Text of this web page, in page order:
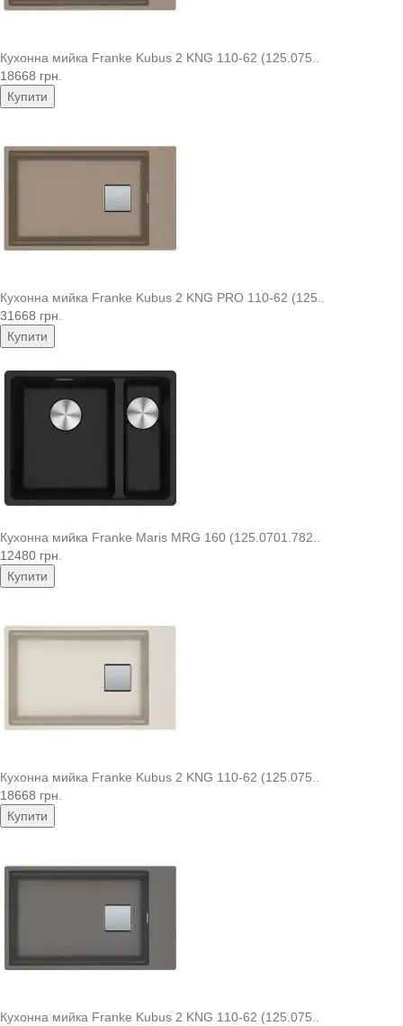
Кухонна мийка Franke Kubus 2 KNG 110-62 (125.075..
18668 грн.
Купити
Кухонна мийка Franke Kubus 2 KNG PRO 110-62 (125..
31668 грн.
Купити
Кухонна мийка Franke Maris MRG 160 (125.0701.782..
12480 грн.
Купити
Кухонна мийка Franke Kubus 2 KNG 110-62 (125.075..
18668 грн.
Купити
Кухонна мийка Franke Kubus 2 KNG 110-62 (125.075..